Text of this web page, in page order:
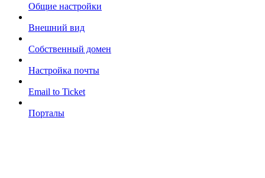
Общие настройки
Внешний вид
Собственный домен
Настройка почты
Email to Ticket
Порталы